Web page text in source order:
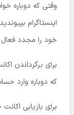
وقتی که دوباره
اینستاگرام
خود را مجدد
برای برگرداندن
که دوباره وارد
برای بازیابی